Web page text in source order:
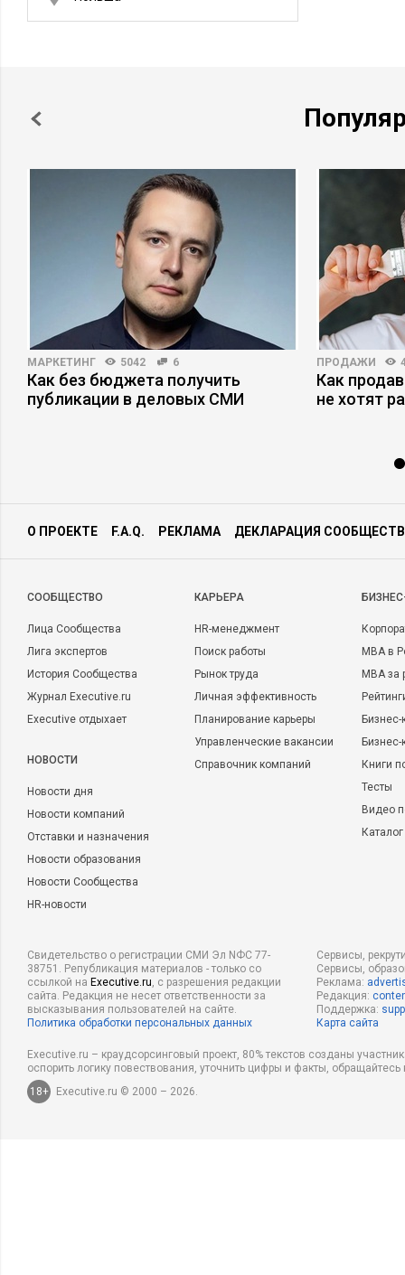
МАРКЕТИНГ 5042 6
Как без бюджета получить
публикации в деловых СМИ
ПРОДАЖИ
Как
не хотят
О ПРОЕКТЕ F.A.Q. РЕКЛАМА ДЕКЛАРАЦИЯ
CООБЩЕСТВО
Лица Сообщества
Лига экспертов
История Сообщества
Журнал Executive.ru
Executive отдыхает
НОВОСТИ
Новости дня
Новости компаний
Отставки и назначения
Новости образования
Новости Сообщества
HR-новости
КАРЬЕРА
HR-менеджмент
Поиск работы
Рынок труда
Личная эффективность
Планирование карьеры
Управленческие вакансии
Справочник компаний
MBA в
MBA
Бизнес-
Книги
Тесты
Видео
Свидетельство о регистрации СМИ Эл NФС 77-
38751. Републикация материалов - только со
ссылкой на Executive.ru, с разрешения редакции
сайта. Редакция не несет ответственности за
высказывания пользователей на сайте.
Политика обработки персональных данных
Сервисы,
Сервисы,
Реклама:
Редакция:
Поддержка:
Карта сайта
Executive.ru – краудсорсинговый проект, 80% текстов созданы
оспорить логику повествования, уточнить цифры и факты,
18+
Executive.ru © 2000 – 2026.